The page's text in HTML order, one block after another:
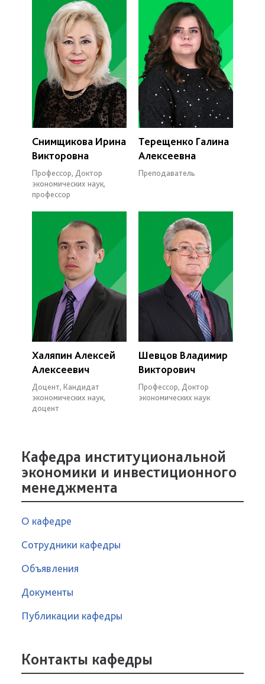
Снимщикова Ирина
Викторовна
Профессор, Доктор
экономических наук,
профессор
Терещенко Галина
Алексеевна
Преподаватель
Халяпин Алексей
Алексеевич
Доцент, Кандидат
экономических наук,
доцент
Шевцов Владимир
Викторович
Профессор, Доктор
экономических наук
Кафедра институциональной
экономики и инвестиционного
менеджмента
О кафедре
Сотрудники кафедры
Объявления
Документы
Публикации кафедры
Контакты кафедры